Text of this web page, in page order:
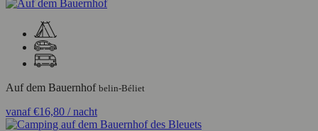
Auf dem Bauernhof belin-Béliet
vanaf€16,80 / nacht